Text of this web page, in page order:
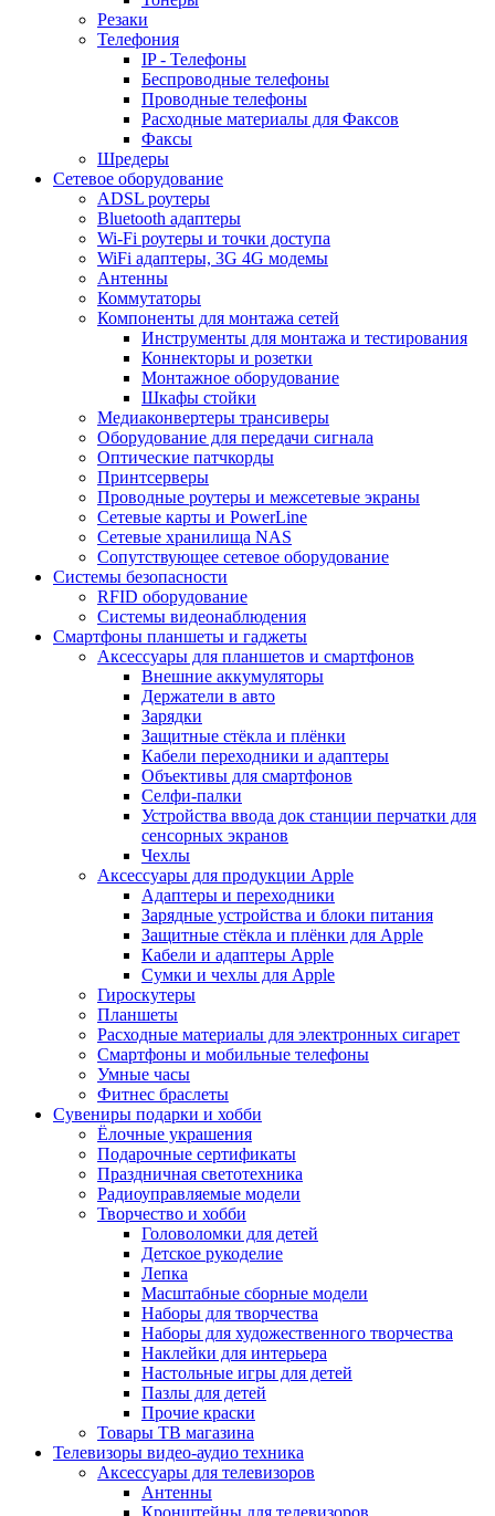
Резаки
Телефония
IP - Телефоны
Беспроводные телефоны
Проводные телефоны
Расходные материалы для Факсов
Факсы
Шредеры
Сетевое оборудование
ADSL роутеры
Bluetooth адаптеры
Wi-Fi роутеры и точки доступа
WiFi адаптеры, 3G 4G модемы
Антенны
Коммутаторы
Компоненты для монтажа сетей
Инструменты для монтажа и тестирования
Коннекторы и розетки
Монтажное оборудование
Шкафы стойки
Медиаконвертеры трансиверы
Оборудование для передачи сигнала
Оптические патчкорды
Принтсерверы
Проводные роутеры и межсетевые экраны
Сетевые карты и PowerLine
Сетевые хранилища NAS
Сопутствующее сетевое оборудование
Системы безопасности
RFID оборудование
Системы видеонаблюдения
Смартфоны планшеты и гаджеты
Аксессуары для планшетов и смартфонов
Внешние аккумуляторы
Держатели в авто
Зарядки
Защитные стёкла и плёнки
Кабели переходники и адаптеры
Объективы для смартфонов
Селфи-палки
Устройства ввода док станции перчатки для
сенсорных экранов
Чехлы
Аксессуары для продукции Apple
Адаптеры и переходники
Зарядные устройства и блоки питания
Защитные стёкла и плёнки для Apple
Кабели и адаптеры Apple
Сумки и чехлы для Apple
Гироскутеры
Планшеты
Расходные материалы для электронных сигарет
Смартфоны и мобильные телефоны
Умные часы
Фитнес браслеты
Сувениры подарки и хобби
Ёлочные украшения
Подарочные сертификаты
Праздничная светотехника
Радиоуправляемые модели
Творчество и хобби
Головоломки для детей
Детское рукоделие
Лепка
Масштабные сборные модели
Наборы для творчества
Наборы для художественного творчества
Наклейки для интерьера
Настольные игры для детей
Пазлы для детей
Прочие краски
Товары ТВ магазина
Телевизоры видео-аудио техника
Аксессуары для телевизоров
Антенны
Кронштейны для телевизоров